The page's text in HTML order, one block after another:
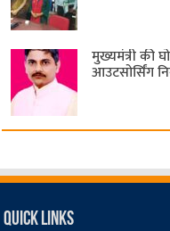
मुख्यमंत्री की
आउटसोर्सिंग
Quick Links